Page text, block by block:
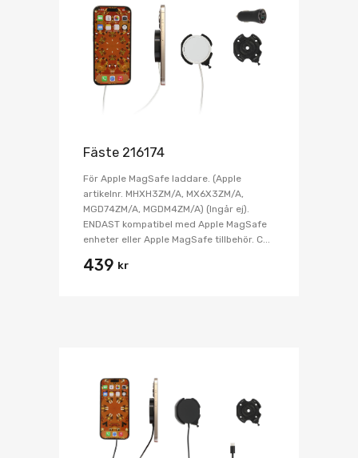
Fäste 216174
För Apple MagSafe laddare. (Apple
artikelnr. MHXH3ZM/A, MX6X3ZM/A,
MGD74ZM/A, MGDM4ZM/A) (Ingår ej).
ENDAST kompatibel med Apple MagSafe
enheter eller Apple MagSafe tillbehör. C...
439 kr